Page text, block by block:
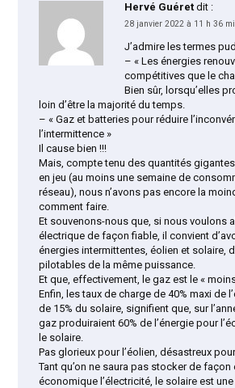
Hervé Guéret dit :
28 janvier 2022 à 11 h 36
J’admire les termes
– « Les énergies
compétitives que le
Bien sûr, lorsqu’elles
loin d’être la majorité du temps.
– « Gaz et batteries pour réduire
l’intermittence »
Il cause bien !!!
Mais, compte tenu des quantités
en jeu (au moins une semaine de
réseau), nous n’avons pas encore la
comment faire.
Et souvenons-nous que, si nous voulons
électrique de façon fiable, il convient
énergies intermittentes, éolien et solaire,
pilotables de la même puissance.
Et que, effectivement, le gaz est le «
Enfin, les taux de charge de 40% maxi de
de 15% du solaire, signifient que, sur
gaz produiraient 60% de l’énergie pour
le solaire.
Pas glorieux pour l’éolien, désastreux
Tant qu’on ne saura pas stocker de
économique l’électricité, le solaire est une